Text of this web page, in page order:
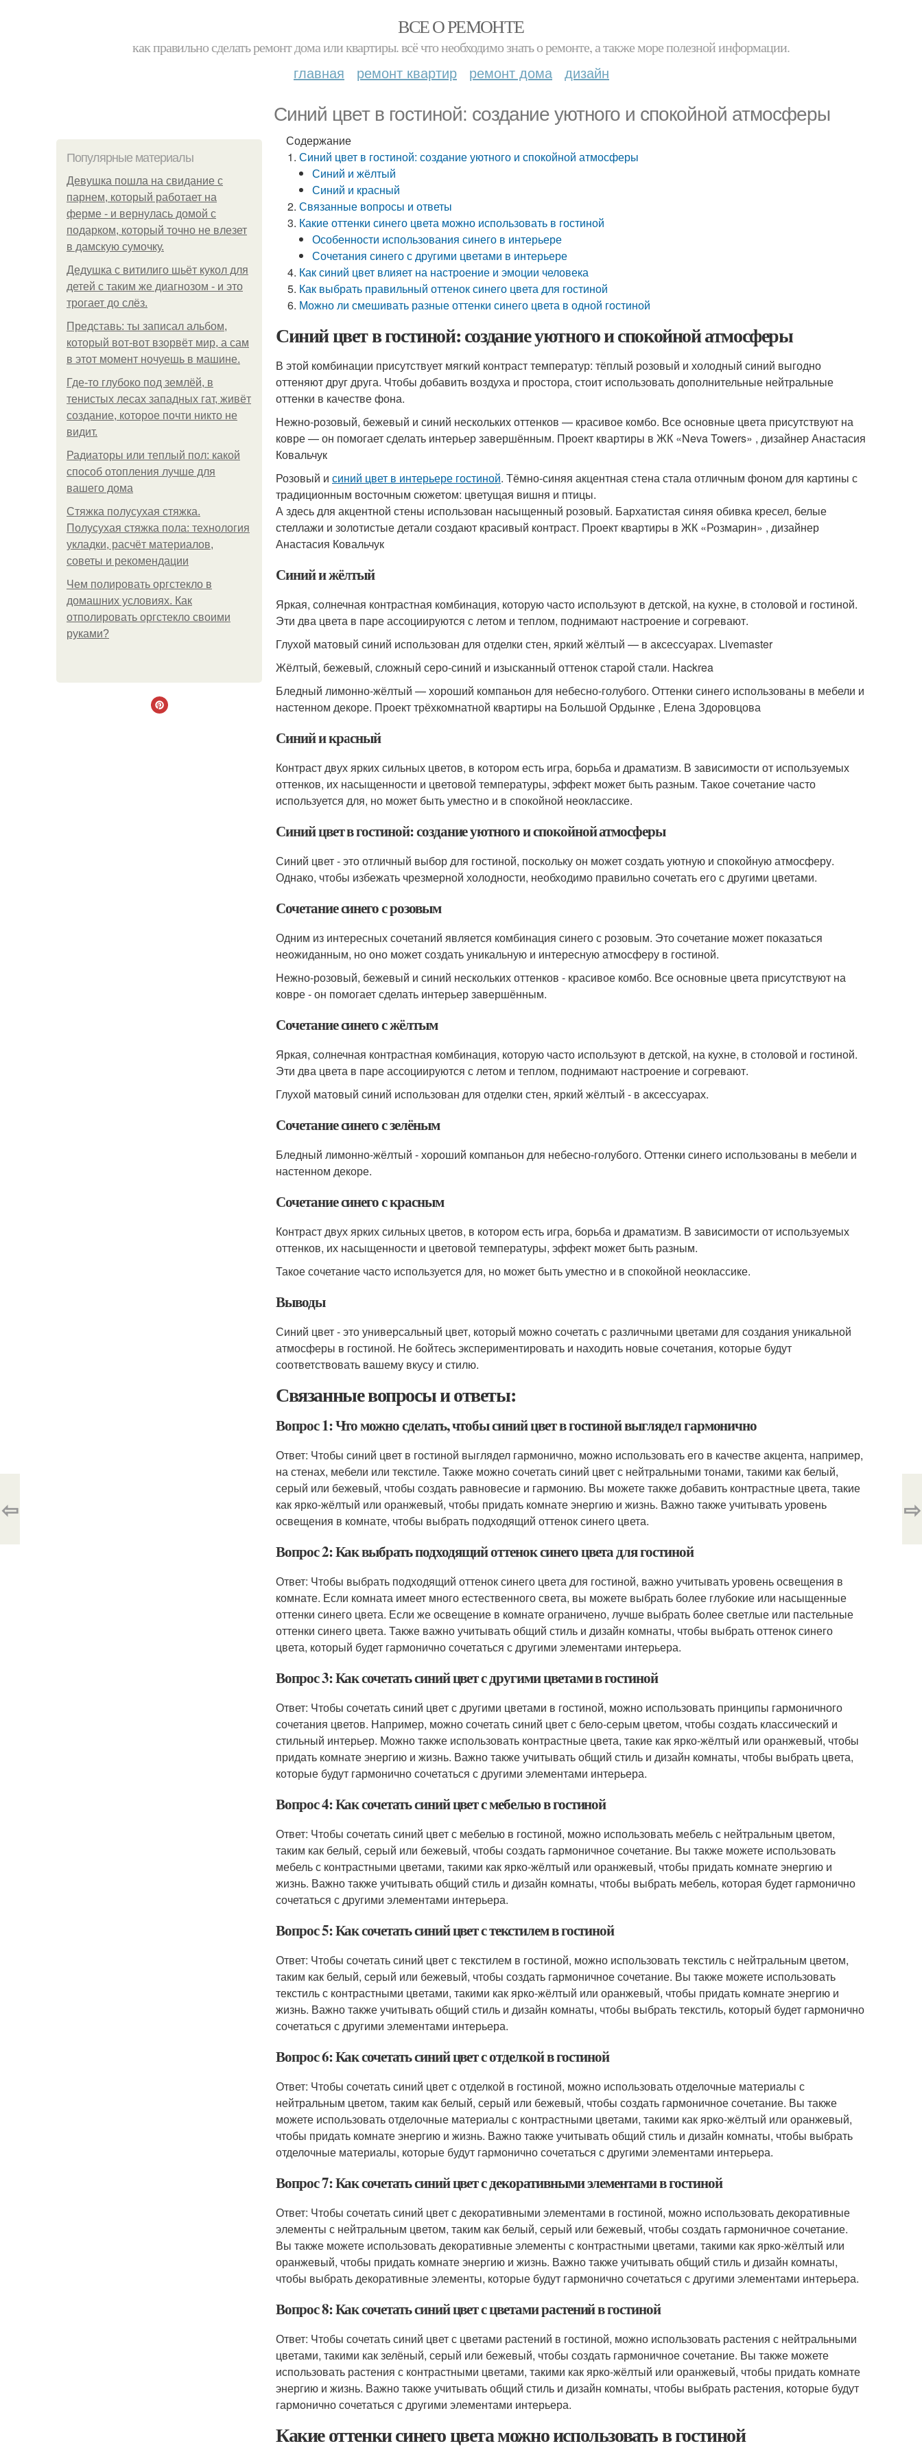
ВСЕ О РЕМОНТЕ
как правильно сделать ремонт дома или квартиры. всё что необходимо знать о ремонте, а также море полезной информации.
главная ремонт квартир ремонт дома дизайн
Синий цвет в гостиной: создание уютного и спокойной атмосферы
Популярные материалы
Девушка пошла на свидание с
парнем, который работает на
ферме - и вернулась домой с
подарком, который точно не влезет
в дамскую сумочку.
Дедушка с витилиго шьёт кукол для
детей с таким же диагнозом - и это
трогает до слёз.
Представь: ты записал альбом,
который вот-вот взорвёт мир, а сам
в этот момент ночуешь в машине.
Где-то глубоко под землёй, в
тенистых лесах западных гат, живёт
создание, которое почти никто не
видит.
Радиаторы или теплый пол: какой
способ отопления лучше для
вашего дома
Стяжка полусухая стяжка.
Полусухая стяжка пола: технология
укладки, расчёт материалов,
советы и рекомендации
Чем полировать оргстекло в
домашних условиях. Как
отполировать оргстекло своими
руками?
Содержание
Синий цвет в гостиной: создание уютного и спокойной атмосферы
Синий и жёлтый
Синий и красный
Связанные вопросы и ответы
Какие оттенки синего цвета можно использовать в гостиной
Особенности использования синего в интерьере
Сочетания синего с другими цветами в интерьере
Как синий цвет влияет на настроение и эмоции человека
Как выбрать правильный оттенок синего цвета для гостиной
Можно ли смешивать разные оттенки синего цвета в одной гостиной
Синий цвет в гостиной: создание уютного и спокойной атмосферы
В этой комбинации присутствует мягкий контраст температур: тёплый розовый и холодный синий выгодно
оттеняют друг друга. Чтобы добавить воздуха и простора, стоит использовать дополнительные нейтральные
оттенки в качестве фона.
Нежно-розовый, бежевый и синий нескольких оттенков — красивое комбо. Все основные цвета присутствуют на
ковре — он помогает сделать интерьер завершённым. Проект квартиры в ЖК «Neva Towers» , дизайнер Анастасия
Ковальчук
Розовый и синий цвет в интерьере гостиной. Тёмно-синяя акцентная стена стала отличным фоном для картины с
традиционным восточным сюжетом: цветущая вишня и птицы.
А здесь для акцентной стены использован насыщенный розовый. Бархатистая синяя обивка кресел, белые
стеллажи и золотистые детали создают красивый контраст. Проект квартиры в ЖК «Розмарин» , дизайнер
Анастасия Ковальчук
Синий и жёлтый
Яркая, солнечная контрастная комбинация, которую часто используют в детской, на кухне, в столовой и гостиной.
Эти два цвета в паре ассоциируются с летом и теплом, поднимают настроение и согревают.
Глухой матовый синий использован для отделки стен, яркий жёлтый — в аксессуарах. Livemaster
Жёлтый, бежевый, сложный серо-синий и изысканный оттенок старой стали. Hackrea
Бледный лимонно-жёлтый — хороший компаньон для небесно-голубого. Оттенки синего использованы в мебели и
настенном декоре. Проект трёхкомнатной квартиры на Большой Ордынке , Елена Здоровцова
Синий и красный
Контраст двух ярких сильных цветов, в котором есть игра, борьба и драматизм. В зависимости от используемых
оттенков, их насыщенности и цветовой температуры, эффект может быть разным. Такое сочетание часто
используется для, но может быть уместно и в спокойной неоклассике.
Синий цвет в гостиной: создание уютного и спокойной атмосферы
Синий цвет - это отличный выбор для гостиной, поскольку он может создать уютную и спокойную атмосферу.
Однако, чтобы избежать чрезмерной холодности, необходимо правильно сочетать его с другими цветами.
Сочетание синего с розовым
Одним из интересных сочетаний является комбинация синего с розовым. Это сочетание может показаться
неожиданным, но оно может создать уникальную и интересную атмосферу в гостиной.
Нежно-розовый, бежевый и синий нескольких оттенков - красивое комбо. Все основные цвета присутствуют на
ковре - он помогает сделать интерьер завершённым.
Сочетание синего с жёлтым
Яркая, солнечная контрастная комбинация, которую часто используют в детской, на кухне, в столовой и гостиной.
Эти два цвета в паре ассоциируются с летом и теплом, поднимают настроение и согревают.
Глухой матовый синий использован для отделки стен, яркий жёлтый - в аксессуарах.
Сочетание синего с зелёным
Бледный лимонно-жёлтый - хороший компаньон для небесно-голубого. Оттенки синего использованы в мебели и
настенном декоре.
Сочетание синего с красным
Контраст двух ярких сильных цветов, в котором есть игра, борьба и драматизм. В зависимости от используемых
оттенков, их насыщенности и цветовой температуры, эффект может быть разным.
Такое сочетание часто используется для, но может быть уместно и в спокойной неоклассике.
Выводы
Синий цвет - это универсальный цвет, который можно сочетать с различными цветами для создания уникальной
атмосферы в гостиной. Не бойтесь экспериментировать и находить новые сочетания, которые будут
соответствовать вашему вкусу и стилю.
Связанные вопросы и ответы:
Вопрос 1: Что можно сделать, чтобы синий цвет в гостиной выглядел гармонично
Ответ: Чтобы синий цвет в гостиной выглядел гармонично, можно использовать его в качестве акцента, например,
на стенах, мебели или текстиле. Также можно сочетать синий цвет с нейтральными тонами, такими как белый,
серый или бежевый, чтобы создать равновесие и гармонию. Вы можете также добавить контрастные цвета, такие
как ярко-жёлтый или оранжевый, чтобы придать комнате энергию и жизнь. Важно также учитывать уровень
освещения в комнате, чтобы выбрать подходящий оттенок синего цвета.
Вопрос 2: Как выбрать подходящий оттенок синего цвета для гостиной
Ответ: Чтобы выбрать подходящий оттенок синего цвета для гостиной, важно учитывать уровень освещения в
комнате. Если комната имеет много естественного света, вы можете выбрать более глубокие или насыщенные
оттенки синего цвета. Если же освещение в комнате ограничено, лучше выбрать более светлые или пастельные
оттенки синего цвета. Также важно учитывать общий стиль и дизайн комнаты, чтобы выбрать оттенок синего
цвета, который будет гармонично сочетаться с другими элементами интерьера.
Вопрос 3: Как сочетать синий цвет с другими цветами в гостиной
Ответ: Чтобы сочетать синий цвет с другими цветами в гостиной, можно использовать принципы гармоничного
сочетания цветов. Например, можно сочетать синий цвет с бело-серым цветом, чтобы создать классический и
стильный интерьер. Можно также использовать контрастные цвета, такие как ярко-жёлтый или оранжевый, чтобы
придать комнате энергию и жизнь. Важно также учитывать общий стиль и дизайн комнаты, чтобы выбрать цвета,
которые будут гармонично сочетаться с другими элементами интерьера.
Вопрос 4: Как сочетать синий цвет с мебелью в гостиной
Ответ: Чтобы сочетать синий цвет с мебелью в гостиной, можно использовать мебель с нейтральным цветом,
таким как белый, серый или бежевый, чтобы создать гармоничное сочетание. Вы также можете использовать
мебель с контрастными цветами, такими как ярко-жёлтый или оранжевый, чтобы придать комнате энергию и
жизнь. Важно также учитывать общий стиль и дизайн комнаты, чтобы выбрать мебель, которая будет гармонично
сочетаться с другими элементами интерьера.
Вопрос 5: Как сочетать синий цвет с текстилем в гостиной
Ответ: Чтобы сочетать синий цвет с текстилем в гостиной, можно использовать текстиль с нейтральным цветом,
таким как белый, серый или бежевый, чтобы создать гармоничное сочетание. Вы также можете использовать
текстиль с контрастными цветами, такими как ярко-жёлтый или оранжевый, чтобы придать комнате энергию и
жизнь. Важно также учитывать общий стиль и дизайн комнаты, чтобы выбрать текстиль, который будет гармонично
сочетаться с другими элементами интерьера.
Вопрос 6: Как сочетать синий цвет с отделкой в гостиной
Ответ: Чтобы сочетать синий цвет с отделкой в гостиной, можно использовать отделочные материалы с
нейтральным цветом, таким как белый, серый или бежевый, чтобы создать гармоничное сочетание. Вы также
можете использовать отделочные материалы с контрастными цветами, такими как ярко-жёлтый или оранжевый,
чтобы придать комнате энергию и жизнь. Важно также учитывать общий стиль и дизайн комнаты, чтобы выбрать
отделочные материалы, которые будут гармонично сочетаться с другими элементами интерьера.
Вопрос 7: Как сочетать синий цвет с декоративными элементами в гостиной
Ответ: Чтобы сочетать синий цвет с декоративными элементами в гостиной, можно использовать декоративные
элементы с нейтральным цветом, таким как белый, серый или бежевый, чтобы создать гармоничное сочетание.
Вы также можете использовать декоративные элементы с контрастными цветами, такими как ярко-жёлтый или
оранжевый, чтобы придать комнате энергию и жизнь. Важно также учитывать общий стиль и дизайн комнаты,
чтобы выбрать декоративные элементы, которые будут гармонично сочетаться с другими элементами интерьера.
Вопрос 8: Как сочетать синий цвет с цветами растений в гостиной
Ответ: Чтобы сочетать синий цвет с цветами растений в гостиной, можно использовать растения с нейтральными
цветами, такими как зелёный, серый или бежевый, чтобы создать гармоничное сочетание. Вы также можете
использовать растения с контрастными цветами, такими как ярко-жёлтый или оранжевый, чтобы придать комнате
энергию и жизнь. Важно также учитывать общий стиль и дизайн комнаты, чтобы выбрать растения, которые будут
гармонично сочетаться с другими элементами интерьера.
Какие оттенки синего цвета можно использовать в гостиной
⇦ ⇨